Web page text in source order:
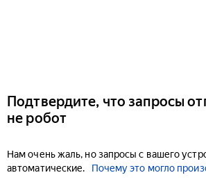
Подтвердите, что запросы
не робот
Нам очень жаль, но запросы с вашего
автоматические.
Почему это могло